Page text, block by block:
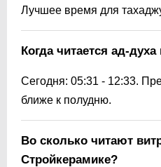
Лучшее время для
Когда читается ад-
Сегодня: 05:31 - 12:33.
ближе к полудню.
Во сколько читают
Стройкерамике?